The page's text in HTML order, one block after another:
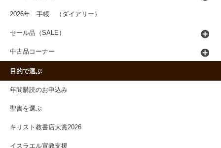
2026年 手帳 （ダイアリー）
セール品（SALE）
中古品コーナー
目的で選ぶ
年間購読のお申込み
聖書を選ぶ
キリスト教書店大賞2026
イスラエル宣教支援